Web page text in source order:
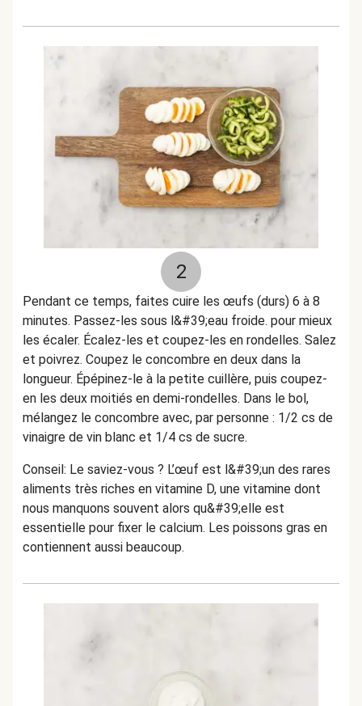
2
Pendant ce temps, faites cuire les œufs (durs) 6 à 8
minutes. Passez-les sous l&#39;eau froide. pour mieux
les écaler. Écalez-les et coupez-les en rondelles. Salez
et poivrez. Coupez le concombre en deux dans la
longueur. Épépinez-le à la petite cuillère, puis coupez-
en les deux moitiés en demi-rondelles. Dans le bol,
mélangez le concombre avec, par personne : 1/2 cs de
vinaigre de vin blanc et 1/4 cs de sucre.
Conseil: Le saviez-vous ? L’œuf est l&#39;un des rares
aliments très riches en vitamine D, une vitamine dont
nous manquons souvent alors qu&#39;elle est
essentielle pour fixer le calcium. Les poissons gras en
contiennent aussi beaucoup.